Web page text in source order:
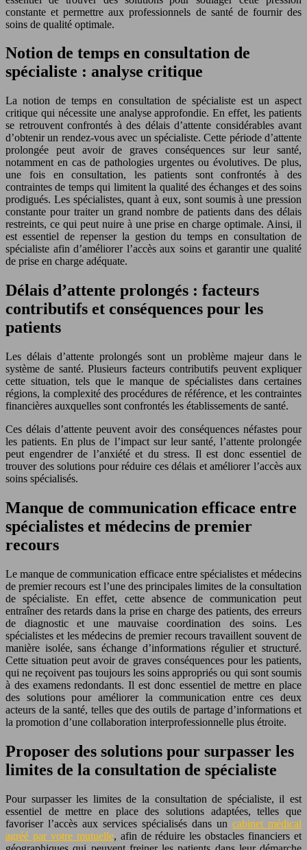
constante et permettre aux professionnels de santé de fournir des
soins de qualité optimale.
Notion de temps en consultation de
spécialiste : analyse critique
La notion de temps en consultation de spécialiste est un aspect
critique qui nécessite une analyse approfondie. En effet, les patients
se retrouvent confrontés à des délais d’attente considérables avant
d’obtenir un rendez-vous avec un spécialiste. Cette période d’attente
prolongée peut avoir de graves conséquences sur leur santé,
notamment en cas de pathologies urgentes ou évolutives. De plus,
une fois en consultation, les patients sont confrontés à des
contraintes de temps qui limitent la qualité des échanges et des soins
prodigués. Les spécialistes, quant à eux, sont soumis à une pression
constante pour traiter un grand nombre de patients dans des délais
restreints, ce qui peut nuire à une prise en charge optimale. Ainsi, il
est essentiel de repenser la gestion du temps en consultation de
spécialiste afin d’améliorer l’accès aux soins et garantir une qualité
de prise en charge adéquate.
Délais d’attente prolongés : facteurs
contributifs et conséquences pour les
patients
Les délais d’attente prolongés sont un problème majeur dans le
système de santé. Plusieurs facteurs contributifs peuvent expliquer
cette situation, tels que le manque de spécialistes dans certaines
régions, la complexité des procédures de référence, et les contraintes
financières auxquelles sont confrontés les établissements de santé.
Ces délais d’attente peuvent avoir des conséquences néfastes pour
les patients. En plus de l’impact sur leur santé, l’attente prolongée
peut engendrer de l’anxiété et du stress. Il est donc essentiel de
trouver des solutions pour réduire ces délais et améliorer l’accès aux
soins spécialisés.
Manque de communication efficace entre
spécialistes et médecins de premier
recours
Le manque de communication efficace entre spécialistes et médecins
de premier recours est l’une des principales limites de la consultation
de spécialiste. En effet, cette absence de communication peut
entraîner des retards dans la prise en charge des patients, des erreurs
de diagnostic et une mauvaise coordination des soins. Les
spécialistes et les médecins de premier recours travaillent souvent de
manière isolée, sans échange d’informations régulier et structuré.
Cette situation peut avoir de graves conséquences pour les patients,
qui ne reçoivent pas toujours les soins appropriés ou qui sont soumis
à des examens redondants. Il est donc essentiel de mettre en place
des solutions pour améliorer la communication entre ces deux
acteurs de la santé, telles que des outils de partage d’informations et
la promotion d’une collaboration interprofessionnelle plus étroite.
Proposer des solutions pour surpasser les
limites de la consultation de spécialiste
Pour surpasser les limites de la consultation de spécialiste, il est
essentiel de mettre en place des solutions adaptées, telles que
favoriser l’accès aux services spécialisés dans un cabinet médical
agréé par votre mutuelle, afin de réduire les obstacles financiers et